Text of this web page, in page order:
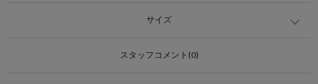
サイズ
スタッフコメント(0)